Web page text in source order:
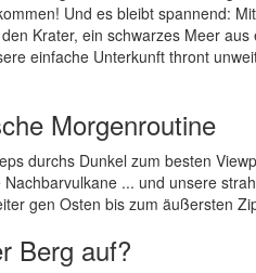
Und es bleibt spannend:
Krater, ein schwarzes Meer
einfache Unterkunft thront
Morgenroutine
durchs Dunkel zum besten
... und unsere
gen Osten bis zum äußersten
Berg auf?